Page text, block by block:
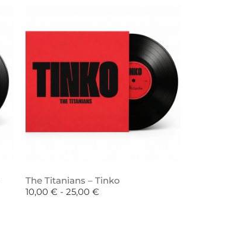
The Titanians – Tinko
10,00 € - 25,00 €